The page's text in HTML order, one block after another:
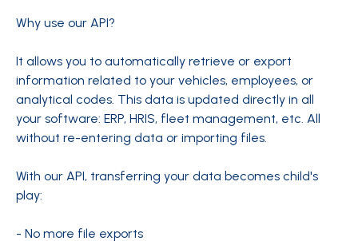
Why use our API?
It allows you to automatically retrieve or export
information related to your vehicles, employees, or
analytical codes. This data is updated directly in all
your software: ERP, HRIS, fleet management, etc. All
without re-entering data or importing files.
With our API, transferring your data becomes child's
play:
- No more file exports